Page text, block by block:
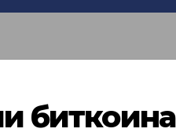
биткоина